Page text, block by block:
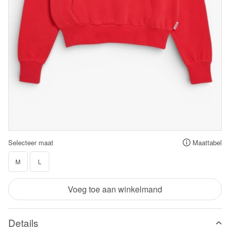
Selecteer maat Maattabel
M L
Voeg toe aan winkelmand
Details